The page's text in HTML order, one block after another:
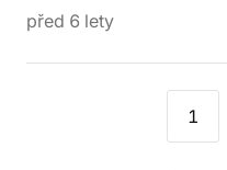
před 6 lety
1